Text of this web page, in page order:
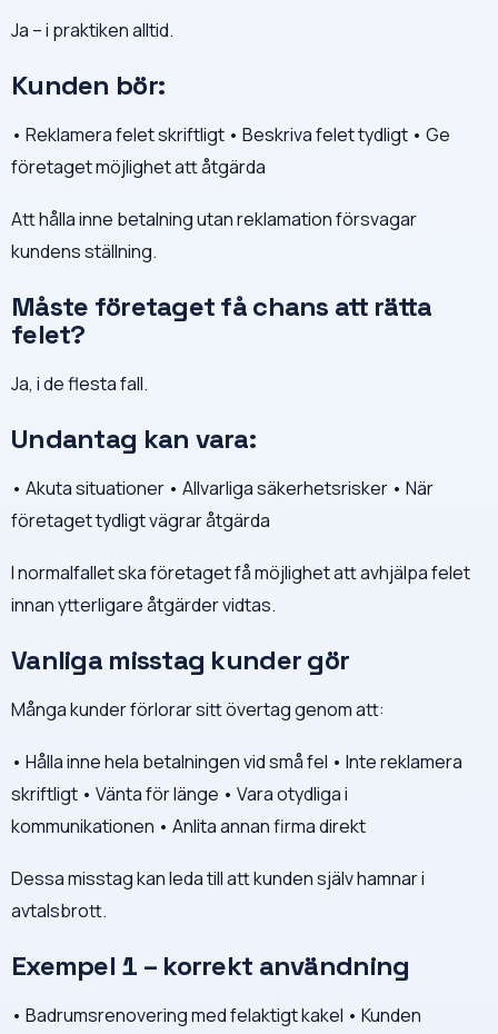
Ja – i praktiken alltid.
Kunden bör:
• Reklamera felet skriftligt • Beskriva felet tydligt • Ge
företaget möjlighet att åtgärda
Att hålla inne betalning utan reklamation försvagar
kundens ställning.
Måste företaget få chans att rätta
felet?
Ja, i de flesta fall.
Undantag kan vara:
• Akuta situationer • Allvarliga säkerhetsrisker • När
företaget tydligt vägrar åtgärda
I normalfallet ska företaget få möjlighet att avhjälpa felet
innan ytterligare åtgärder vidtas.
Vanliga misstag kunder gör
Många kunder förlorar sitt övertag genom att:
• Hålla inne hela betalningen vid små fel • Inte reklamera
skriftligt • Vänta för länge • Vara otydliga i
kommunikationen • Anlita annan firma direkt
Dessa misstag kan leda till att kunden själv hamnar i
avtalsbrott.
Exempel 1 – korrekt användning
• Badrumsrenovering med felaktigt kakel • Kunden